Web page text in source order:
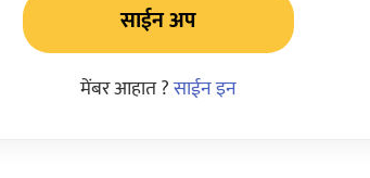
साईन अप
मेंबर आहात ?साईन इन